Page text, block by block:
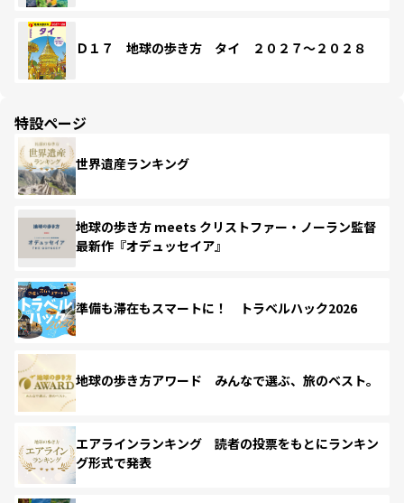
Ｄ１７ 地球の歩き方 タイ ２０２７～２０２８
特設ページ
世界遺産ランキング
地球の歩き方 meets クリストファー・ノーラン監督
最新作『オデュッセイア』
準備も滞在もスマートに！ トラベルハック2026
地球の歩き方アワード みんなで選ぶ、旅のベスト。
エアラインランキング 読者の投票をもとにランキン
グ形式で発表